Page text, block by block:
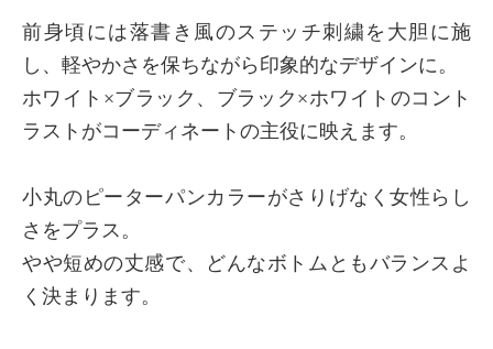
前身頃には落書き風のステッチ刺繍を大胆に施
し、軽やかさを保ちながら印象的なデザインに。
ホワイト×ブラック、ブラック×ホワイトのコント
ラストがコーディネートの主役に映えます。
小丸のピーターパンカラーがさりげなく女性らし
さをプラス。
やや短めの丈感で、どんなボトムともバランスよ
く決まります。